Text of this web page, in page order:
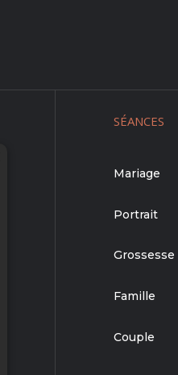
SÉANCES
Mariage
Portrait
Grossesse
Famille
Couple